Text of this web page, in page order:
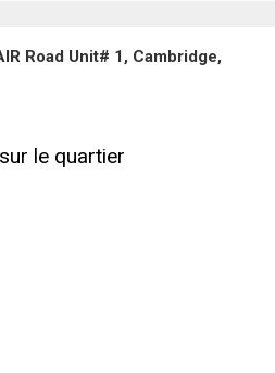
Road Unit# 1, Cambridge,
le quartier